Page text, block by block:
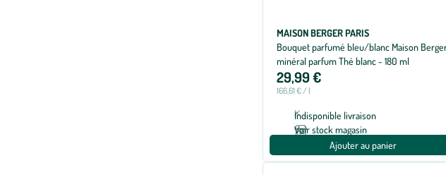
MAISON BERGER PARIS
Bouquet parfumé bleu/blanc Maison
minéral parfum Thé blanc - 180 ml
29,99 €
166,61 € / l
Indisponible livraison
Voir stock magasin
Ajouter au panier